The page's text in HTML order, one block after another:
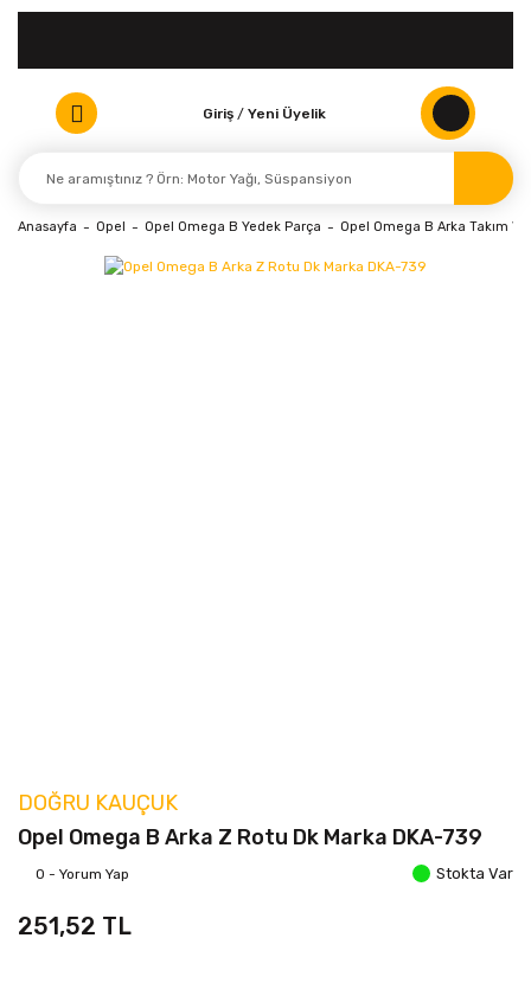
Giriş / Yeni Üyelik
Anasayfa Opel Opel Omega B Yedek Parça Opel Omega B Arka Takım
DOĞRU KAUÇUK
Opel Omega B Arka Z Rotu Dk Marka DKA-739
0 - Yorum Yap Stokta Var
251,52 TL